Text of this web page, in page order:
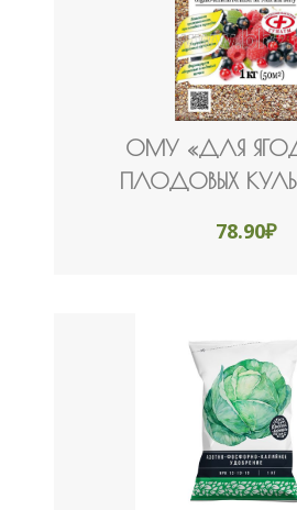
0МУ «ДЛЯ
ПЛОДОВЫХ
78.90₽